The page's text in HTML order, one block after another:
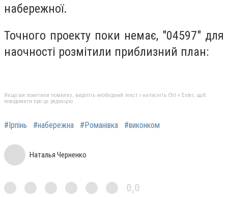
набережної.
Точного проекту поки немає, "04597" для
наочності розмітили приблизний план:
Якщо ви помітили помилку, виділіть необхідний текст і натисніть Ctrl + Enter, щоб
повідомити про це редакцію
#Ірпінь #набережна #Романівка #виконком
Наталья Черненко
0,0